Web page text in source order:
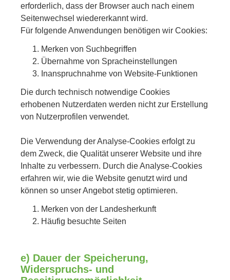
erforderlich, dass der Browser auch nach einem
Seitenwechsel wiedererkannt wird.
Für folgende Anwendungen benötigen wir Cookies:
Merken von Suchbegriffen
Übernahme von Spracheinstellungen
Inanspruchnahme von Website-Funktionen
Die durch technisch notwendige Cookies
erhobenen Nutzerdaten werden nicht zur Erstellung
von Nutzerprofilen verwendet.
Die Verwendung der Analyse-Cookies erfolgt zu
dem Zweck, die Qualität unserer Website und ihre
Inhalte zu verbessern. Durch die Analyse-Cookies
erfahren wir, wie die Website genutzt wird und
können so unser Angebot stetig optimieren.
Merken von der Landesherkunft
Häufig besuchte Seiten
e) Dauer der Speicherung,
Widerspruchs- und